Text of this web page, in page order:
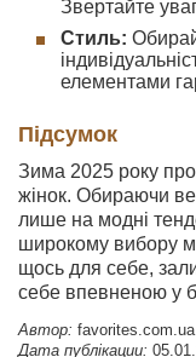
Звертайте
Стиль:
елементами
Підсумок
Зима 2025 року
жінок. Обираючи
лише на модні
широкому вибору
щось для себе,
себе впевненою у
Автор: favorites.com.ua
Дата публікации: